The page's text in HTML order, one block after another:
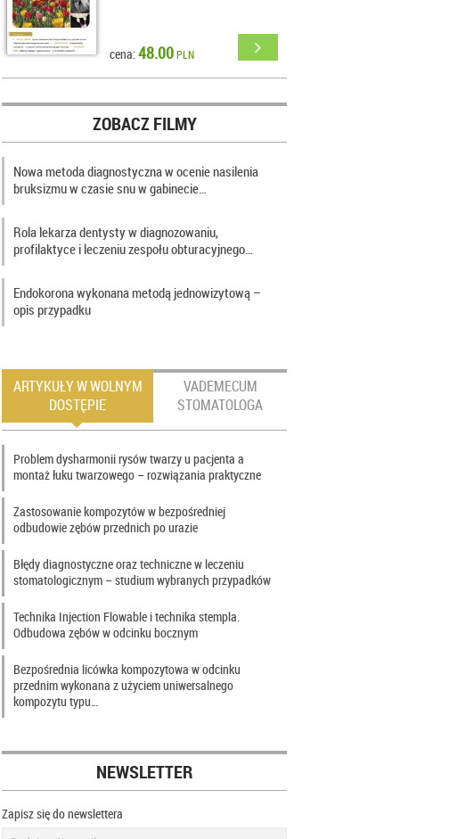
cena:48.00PLN
ZOBACZ FILMY
Nowa metoda diagnostyczna w ocenie nasilenia
bruksizmu w czasie snu w gabinecie…
Rola lekarza dentysty w diagnozowaniu,
profilaktyce i leczeniu zespołu obturacyjnego…
Endokorona wykonana metodą jednowizytową –
opis przypadku
ARTYKUŁY W WOLNYM
DOSTĘPIE
VADEMECUM
STOMATOLOGA
Problem dysharmonii rysów twarzy u pacjenta a
montaż łuku twarzowego – rozwiązania praktyczne
Zastosowanie kompozytów w bezpośredniej
odbudowie zębów przednich po urazie
Błędy diagnostyczne oraz techniczne w leczeniu
stomatologicznym – studium wybranych przypadków
Technika Injection Flowable i technika stempla.
Odbudowa zębów w odcinku bocznym
Bezpośrednia licówka kompozytowa w odcinku
przednim wykonana z użyciem uniwersalnego
kompozytu typu…
NEWSLETTER
Zapisz się do newslettera